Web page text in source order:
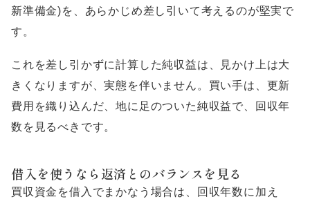
新準備金)を、あらかじめ差し引いて考えるのが堅実で
す。
これを差し引かずに計算した純収益は、見かけ上は大
きくなりますが、実態を伴いません。買い手は、更新
費用を織り込んだ、地に足のついた純収益で、回収年
数を見るべきです。
借入を使うなら返済とのバランスを見る
買収資金を借入でまかなう場合は、回収年数に加え